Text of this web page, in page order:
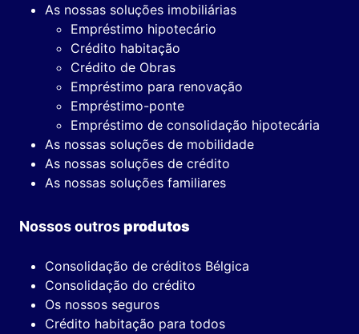
As nossas soluções imobiliárias
Empréstimo hipotecário
Crédito habitação
Crédito de Obras
Empréstimo para renovação
Empréstimo-ponte
Empréstimo de consolidação hipotecária
As nossas soluções de mobilidade
As nossas soluções de crédito
As nossas soluções familiares
Nossos outrosprodutos
Consolidação de créditos Bélgica
Consolidação do crédito
Os nossos seguros
Crédito habitação para todos